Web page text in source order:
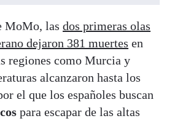
MoMo, las dos primeras olas
dejaron 381 muertes en
regiones como Murcia y
alcanzaron hasta los
el que los españoles buscan
para escapar de las altas